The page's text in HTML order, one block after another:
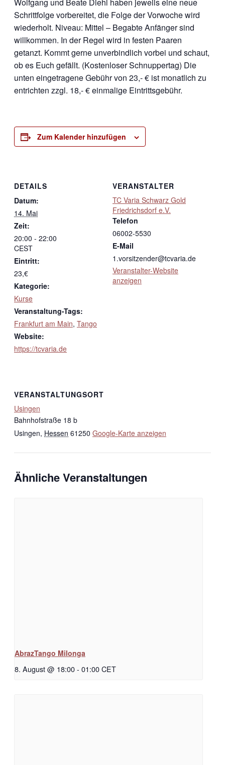
Schrittfolge vorbereitet, die Folge der Vorwoche wird
wiederholt. Niveau: Mittel – Begabte Anfänger sind
willkommen. In der Regel wird in festen Paaren
getanzt. Kommt gerne unverbindlich vorbei und schaut,
ob es Euch gefällt. (Kostenloser Schnuppertag) Die
unten eingetragene Gebühr von 23,- € ist monatlich zu
entrichten zzgl. 18,- € einmalige Eintrittsgebühr.
Zum Kalender hinzufügen
DETAILS
Datum:
14. Mai
Zeit:
20:00 - 22:00
CEST
Eintritt:
23,€
Kategorie:
Kurse
Veranstaltung-Tags:
Frankfurt am Main, Tango
Website:
https://tcvaria.de
VERANSTALTER
TC Varia Schwarz Gold
Friedrichsdorf e.V.
Telefon
06002-5530
E-Mail
1.vorsitzender@tcvaria.de
Veranstalter-Website
anzeigen
VERANSTALTUNGSORT
Usingen
Bahnhofstraße 18 b
Usingen, Hessen 61250 Google-Karte anzeigen
Ähnliche Veranstaltungen
AbrazTango Milonga
8. August @ 18:00- 01:00CET